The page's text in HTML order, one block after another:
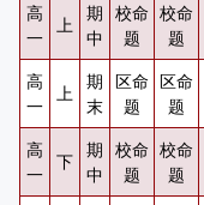
高
一
上
期
中
校命
题
校命
题
高
一
上
期
末
区命
题
区命
题
高
一
下
期
中
校命
题
校命
题